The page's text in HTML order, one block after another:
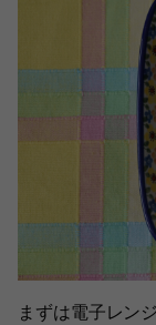
まずは電子レン